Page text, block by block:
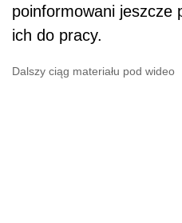
poinformowani jeszcze
ich do pracy.
Dalszy ciąg materiału pod wideo